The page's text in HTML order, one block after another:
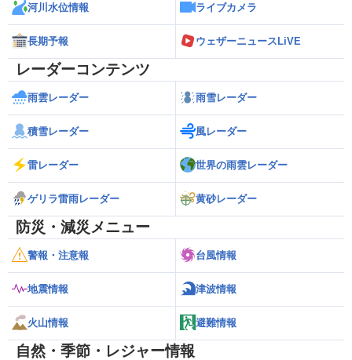
河川水位情報 ライブカメラ
長期予報 ウェザーニュースLiVE
レーダーコンテンツ
雨雲レーダー 雨雪レーダー
積雪レーダー 風レーダー
雷レーダー 世界の雨雲レーダー
ゲリラ雷雨レーダー 黄砂レーダー
防災・減災メニュー
警報・注意報 台風情報
地震情報 津波情報
火山情報 避難情報
自然・季節・レジャー情報